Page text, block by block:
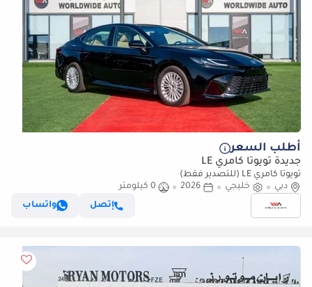
أطلب السعر
جديدة تويوتا كامري LE
تويوتا كامري LE (للتصدير فقط)
دبي
خليجي 2026
0 كيلومتر
إتصل
واتساب